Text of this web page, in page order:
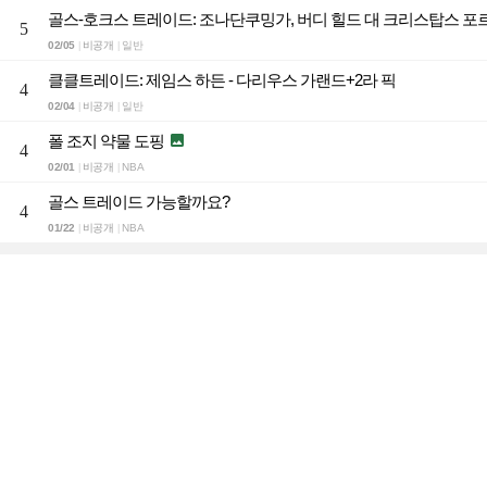
5
골스-호크스 트레이드: 조나단쿠밍가, 버디 힐드 대 크리스탑스 포
02/05 비공개 일반
4
클클트레이드: 제임스 하든 - 다리우스 가랜드+2라 픽
02/04 비공개 일반
4
폴 조지 약물 도핑 
02/01 비공개 NBA
4
골스 트레이드 가능할까요?
01/22 비공개 NBA